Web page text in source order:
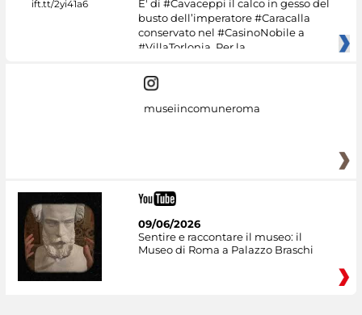
E' di #Cavaceppi il calco in gesso del
busto dell’imperatore #Caracalla
conservato nel #CasinoNobile a
#VillaTorlonia. Per la
museiincomuneroma
09/06/2026
Sentire e raccontare il museo: il
Museo di Roma a Palazzo Braschi